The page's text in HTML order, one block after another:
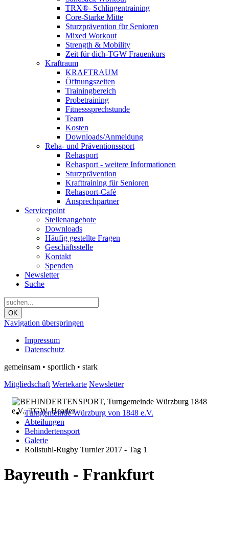
TRX®- Schlingentraining
Core-Starke Mitte
Sturzprävention für Senioren
Mixed Workout
Strength & Mobility
Zeit für dich-TGW Frauenkurs
Kraftraum
KRAFTRAUM
Öffnungszeiten
Trainingbereich
Probetraining
Fitnesssprechstunde
Team
Kosten
Downloads/Anmeldung
Reha- und Präventionssport
Rehasport
Rehasport - weitere Informationen
Sturzprävention
Krafttraining für Senioren
Rehasport-Café
Ansprechpartner
Servicepoint
Stellenangebote
Downloads
Häufig gestellte Fragen
Geschäftsstelle
Kontakt
Spenden
Newsletter
Suche
OK
Navigation überspringen
Impressum
Datenschutz
gemeinsam • sportlich • stark
Mitgliedschaft Wertekarte Newsletter
Turngemeinde Würzburg von 1848 e.V.
Abteilungen
Behindertensport
Galerie
Rollstuhl-Rugby Turnier 2017 - Tag 1
Bayreuth - Frankfurt